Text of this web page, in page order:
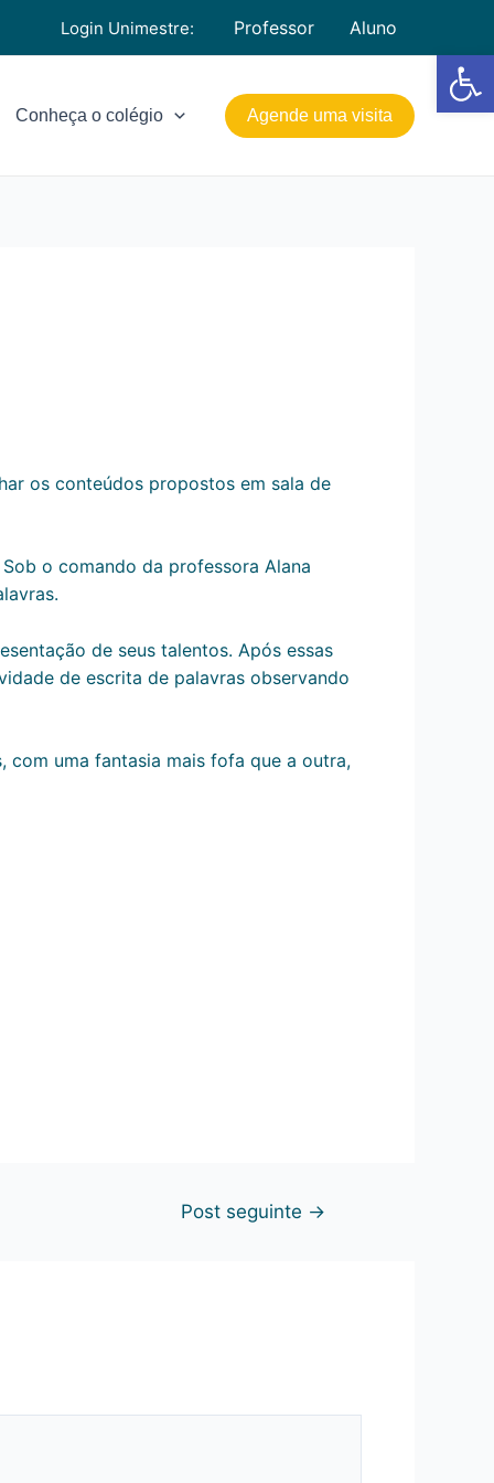
Login Unimestre: Professor Aluno
Conheça o colégio Agende uma visita
os conteúdos propostos em sala de
o comando da professora Alana
de seus talentos. Após essas
de escrita de palavras observando
com uma fantasia mais fofa que a outra,
Post seguinte →
Barra de